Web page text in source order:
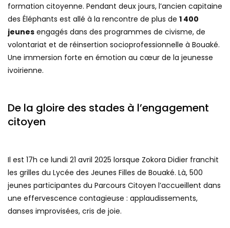
formation citoyenne. Pendant deux jours, l’ancien capitaine
des Éléphants est allé à la rencontre de plus de 1 400
jeunes engagés dans des programmes de civisme, de
volontariat et de réinsertion socioprofessionnelle à Bouaké.
Une immersion forte en émotion au cœur de la jeunesse
ivoirienne.
De la gloire des stades à l’engagement
citoyen
Il est 17h ce lundi 21 avril 2025 lorsque Zokora Didier franchit
les grilles du Lycée des Jeunes Filles de Bouaké. Là, 500
jeunes participantes du Parcours Citoyen l’accueillent dans
une effervescence contagieuse : applaudissements,
danses improvisées, cris de joie.